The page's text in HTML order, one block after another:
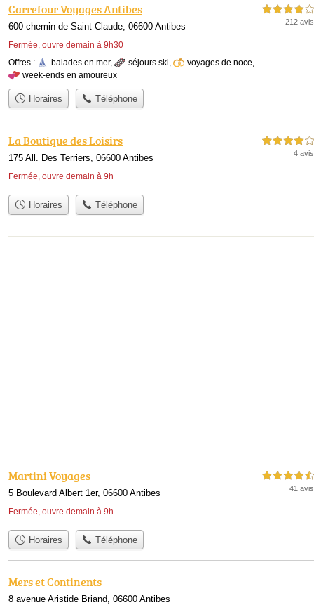
Carrefour Voyages Antibes
600 chemin de Saint-Claude, 06600 Antibes
Fermée, ouvre demain à 9h30
4,0 étoiles sur 5
212 avis
Offres : balades en mer, séjours ski voyages de noce
week-ends en amoureux
Horaires Téléphone
La Boutique des Loisirs
175 All. Des Terriers, 06600 Antibes
Fermée, ouvre demain à 9h
4,0 étoiles sur 5
4 avis
Horaires Téléphone
Martini Voyages
5 Boulevard Albert 1er, 06600 Antibes
Fermée, ouvre demain à 9h
4,5 étoiles sur 5
41 avis
Horaires Téléphone
Mers et Continents
8 avenue Aristide Briand, 06600 Antibes